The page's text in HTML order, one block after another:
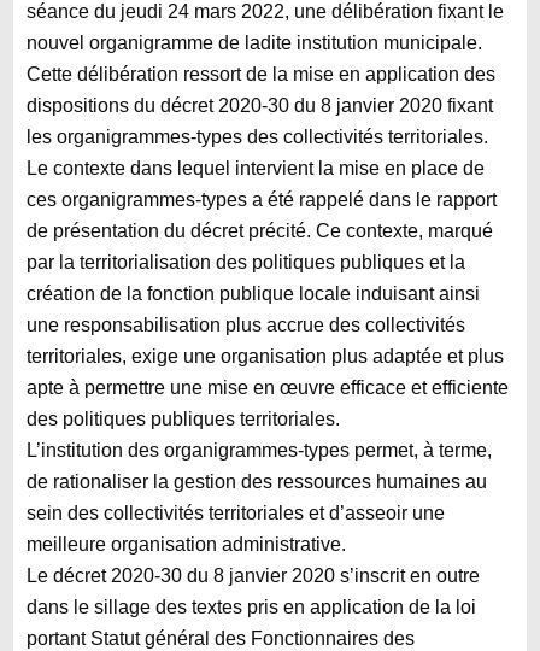
séance du jeudi 24 mars 2022, une délibération fixant le
nouvel organigramme de ladite institution municipale.
Cette délibération ressort de la mise en application des
dispositions du décret 2020-30 du 8 janvier 2020 fixant
les organigrammes-types des collectivités territoriales.
Le contexte dans lequel intervient la mise en place de
ces organigrammes-types a été rappelé dans le rapport
de présentation du décret précité. Ce contexte, marqué
par la territorialisation des politiques publiques et la
création de la fonction publique locale induisant ainsi
une responsabilisation plus accrue des collectivités
territoriales, exige une organisation plus adaptée et plus
apte à permettre une mise en œuvre efficace et efficiente
des politiques publiques territoriales.
L’institution des organigrammes-types permet, à terme,
de rationaliser la gestion des ressources humaines au
sein des collectivités territoriales et d’asseoir une
meilleure organisation administrative.
Le décret 2020-30 du 8 janvier 2020 s’inscrit en outre
dans le sillage des textes pris en application de la loi
portant Statut général des Fonctionnaires des